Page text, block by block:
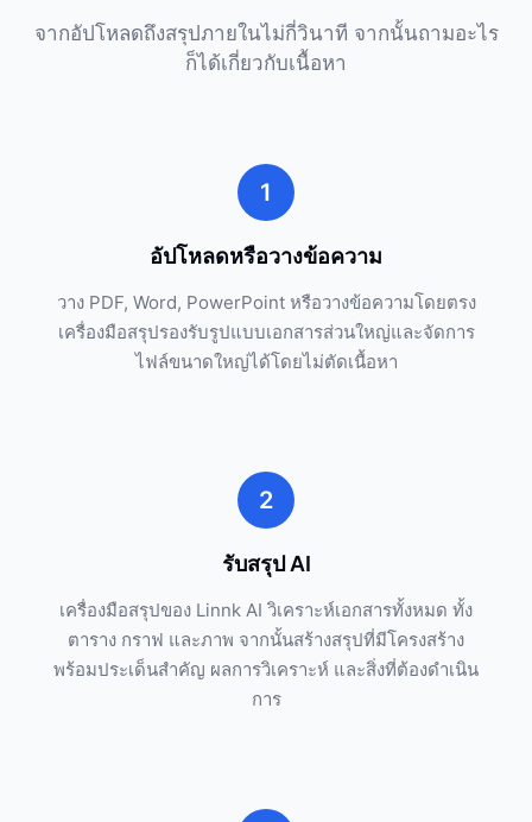
จากอัปโหลดถึงสรุปภายในไม่กี่วินาที จากนั้นถามอะไร
ก็ได้เกี่ยวกับเนื้อหา
1
อัปโหลดหรือวางข้อความ
วาง PDF, Word, PowerPoint หรือวางข้อความโดยตรง
เครื่องมือสรุปรองรับรูปแบบเอกสารส่วนใหญ่และจัดการ
ไฟล์ขนาดใหญ่ได้โดยไม่ตัดเนื้อหา
2
รับสรุป AI
เครื่องมือสรุปของ Linnk AI วิเคราะห์เอกสารทั้งหมด ทั้ง
ตาราง กราฟ และภาพ จากนั้นสร้างสรุปที่มีโครงสร้าง
พร้อมประเด็นสำคัญ ผลการวิเคราะห์ และสิ่งที่ต้องดำเนิน
การ